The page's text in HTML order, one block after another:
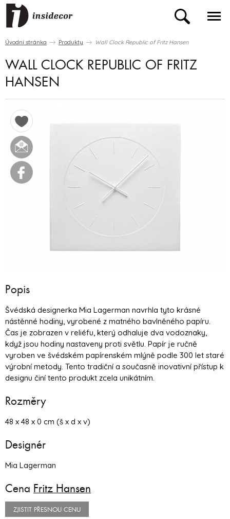
Úvodní stránka Produkty Wall Clock Republic of Fritz Hansen
WALL CLOCK REPUBLIC OF FRITZ
HANSEN
Popis
Švédská designerka Mia Lagerman navrhla tyto krásné
nástěnné hodiny, vyrobené z matného bavlněného papíru.
Čas je zobrazen v reliéfu, který odhaluje dva vodoznaky,
když jsou hodiny nastaveny proti světlu. Papír je ručně
vyroben ve švédském papírenském mlýně podle 300 let staré
výrobní metody. Tento tradiční a současně inovativní přístup k
designu činí tento produkt zcela unikátním.
Rozměry
48 x 48 x 0 cm (š x d x v)
Designér
Mia Lagerman
Cena Fritz Hansen
ZJISTIT PŘESNOU CENU